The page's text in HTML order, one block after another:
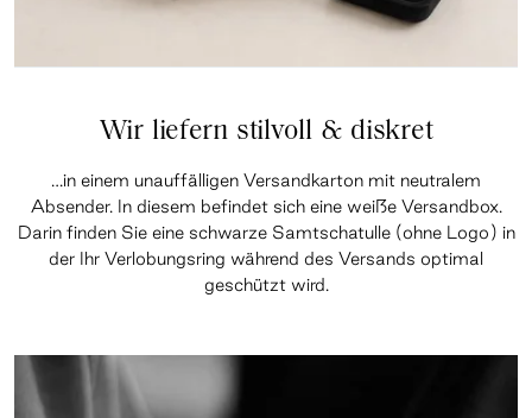
Wir liefern stilvoll & diskret
…in einem unauffälligen Versandkarton mit neutralem
Absender. In diesem befindet sich eine weiße Versandbox.
Darin finden Sie eine schwarze Samtschatulle (ohne Logo) in
der Ihr Verlobungsring während des Versands optimal
geschützt wird.